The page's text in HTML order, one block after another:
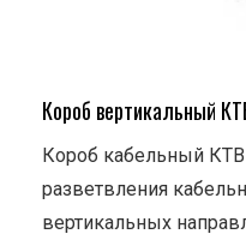
Короб вертикальный
Короб кабельный
разветвления
вертикальных